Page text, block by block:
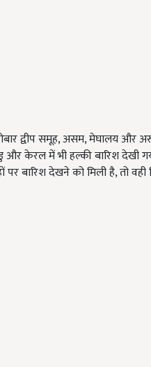
द्वीप समूह, असम, मेघालय और
केरल में भी हल्की बारिश देखी
बारिश देखने को मिली है, तो